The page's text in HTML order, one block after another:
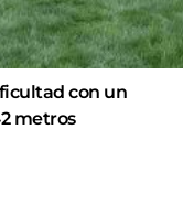
con un
metros